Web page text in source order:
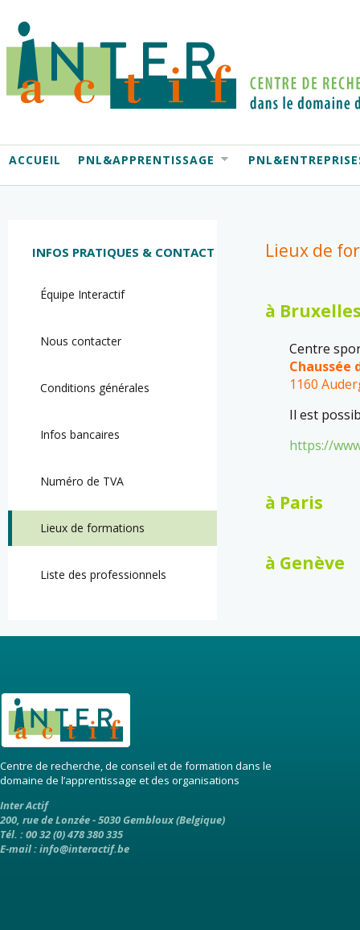
ACCUEIL PNL&APPRENTISSAGE
INFOS PRATIQUES & CONTACT
Équipe Interactif
Nous contacter
Conditions générales
Infos bancaires
Numéro de TVA
Lieux de formations
Liste des professionnels
Lieux de
à
Centre
Chaussée
1160
Il est
https://
à Paris
à Genève
Centre de recherche, de conseil et de formation dans le
domaine de l’apprentissage et des organisations
Inter Actif
200, rue de Lonzée - 5030 Gembloux (Belgique)
Tél. : 00 32 (0) 478 380 335
E-mail :info@interactif.be